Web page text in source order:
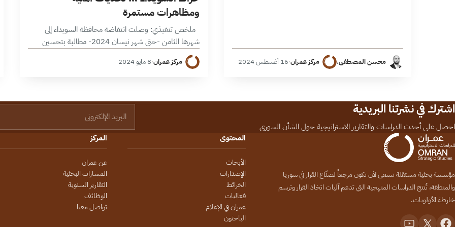
محسن المصطفى، مركز عمران·16 أغسطس 2024
ومظاهرات مستمرة
ملخص تنفيذي: وصلت انتفاضة محافظة السويداء إلى
شهرها الثامن -حتى شهر نيسان 2024- مطالبة بتحسين
الوضع الاقتصادي والانتقال السياسي في سورية عبر تطبيق
القرار 2254، إذ نادت المظاهرات بإسقاط… مركز عمران·8 مايو 2024
اشترك في نشرتنا البريدية
احصل على أحدث الدراسات والتقارير الاستراتيجية حول الشأن السوري
مؤسسة بحثية مستقلة تسعى لأن تكون مرجعاً لصنّاع القرار في سوريا
والمنطقة، تُنتج الدراسات المنهجية التي تدعم آليات اتخاذ القرار وترسم
خارطة الأولويات.
المحتوى
الأبحاث
الإصدارات
الخرائط
فعاليات
عمران في الإعلام
الباحثون
المركز
عن عمران
المسارات البحثية
التقارير السنوية
الوظائف
تواصل معنا